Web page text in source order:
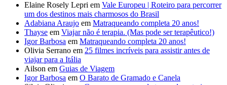
Elaine Rosely Lepri em Vale Europeu | Roteiro para percorrer
um dos destinos mais charmosos do Brasil
Adabiana Araujo em Matraqueando completa 20 anos!
Thayse em Viajar não é terapia. (Mas pode ser terapêutico!)
Igor Barbosa em Matraqueando completa 20 anos!
Olivia Serrano em 25 filmes incríveis para assistir antes de
viajar para a Itália
Ailson em Guias de Viagem
Igor Barbosa em O Barato de Gramado e Canela